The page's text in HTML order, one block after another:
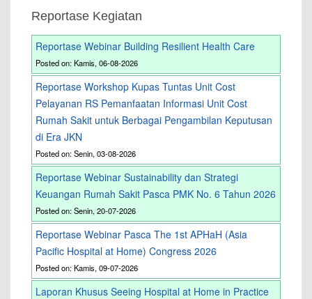
Reportase Kegiatan
Reportase Webinar Building Resilient Health Care
Posted on: Kamis, 06-08-2026
Reportase Workshop Kupas Tuntas Unit Cost
Pelayanan RS Pemanfaatan Informasi Unit Cost
Rumah Sakit untuk Berbagai Pengambilan Keputusan
di Era JKN
Posted on: Senin, 03-08-2026
Reportase Webinar Sustainability dan Strategi
Keuangan Rumah Sakit Pasca PMK No. 6 Tahun 2026
Posted on: Senin, 20-07-2026
Reportase Webinar Pasca The 1st APHaH (Asia
Pacific Hospital at Home) Congress 2026
Posted on: Kamis, 09-07-2026
Laporan Khusus Seeing Hospital at Home in Practice